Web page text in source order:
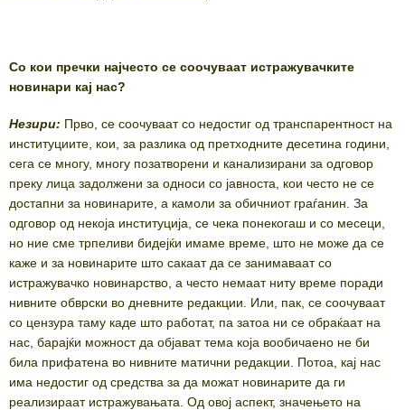
Со кои пречки најчесто се соочуваат истражувачките
новинари кај нас?
Незири: Прво, се соочуваат со недостиг од транспарентност на
институциите, кои, за разлика од претходните десетина години,
сега се многу, многу позатворени и канализирани за одговор
преку лица задолжени за односи со јавноста, кои често не се
достапни за новинарите, а камоли за обичниот граѓанин. За
одговор од некоја институција, се чека понекогаш и со месеци,
но ние сме трпеливи бидејќи имаме време, што не може да се
каже и за новинарите што сакаат да се занимаваат со
истражувачко новинарство, а често немаат ниту време поради
нивните обврски во дневните редакции. Или, пак, се соочуваат
со цензура таму каде што работат, па затоа ни се обраќаат на
нас, барајќи можност да објават тема која вообичаено не би
била прифатена во нивните матични редакции. Потоа, кај нас
има недостиг од средства за да можат новинарите да ги
реализираат истражувањата. Од овој аспект, значењето на